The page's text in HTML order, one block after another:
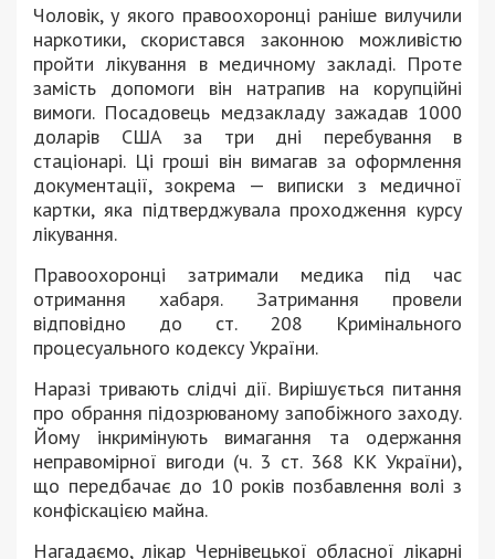
Чоловік, у якого правоохоронці раніше вилучили
наркотики, скористався законною можливістю
пройти лікування в медичному закладі. Проте
замість допомоги він натрапив на корупційні
вимоги. Посадовець медзакладу зажадав 1000
доларів США за три дні перебування в
стаціонарі. Ці гроші він вимагав за оформлення
документації, зокрема — виписки з медичної
картки, яка підтверджувала проходження курсу
лікування.
Правоохоронці затримали медика під час
отримання хабаря. Затримання провели
відповідно до ст. 208 Кримінального
процесуального кодексу України.
Наразі тривають слідчі дії. Вирішується питання
про обрання підозрюваному запобіжного заходу.
Йому інкримінують вимагання та одержання
неправомірної вигоди (ч. 3 ст. 368 КК України),
що передбачає до 10 років позбавлення волі з
конфіскацією майна.
Нагадаємо, лікар Чернівецької обласної лікарні